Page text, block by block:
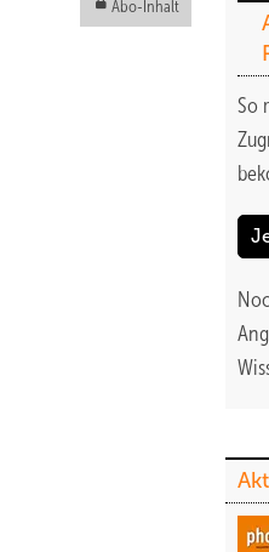
Abo-Inhalt
So